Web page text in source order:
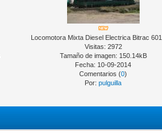
Locomotora Mixta Diesel Electrica Bitrac
Visitas: 2972
Tamaño de imagen: 150.14kB
Fecha: 10-09-2014
Comentarios (0)
Por: pulguilla